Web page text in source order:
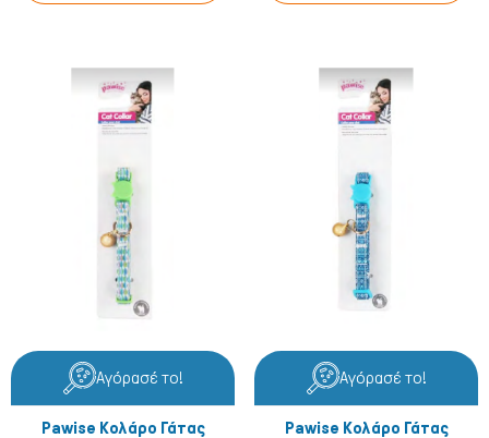
Αγόρασέ το!
Pawise Κολάρο Γάτας
Αγόρασέ το!
Pawise Κολάρο Γάτας